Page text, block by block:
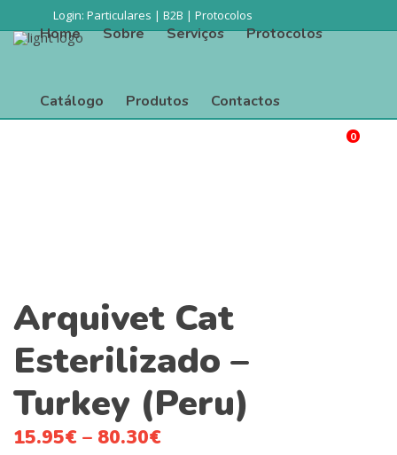
Login: Particulares | B2B | Protocolos
0
Home Sobre Serviços Protocolos
Catálogo Produtos Contactos
Arquivet Cat
Esterilizado –
Turkey (Peru)
15.95€ – 80.30€